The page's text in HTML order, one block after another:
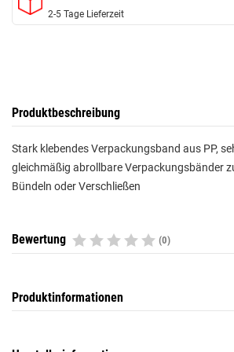
2-5 Tage Lieferzeit
Produktbeschreibung
Stark klebendes Verpackungsband aus PP,
gleichmäßig abrollbare Verpackungsbänder
Bündeln oder Verschließen
Bewertung (0)
Produktinformationen